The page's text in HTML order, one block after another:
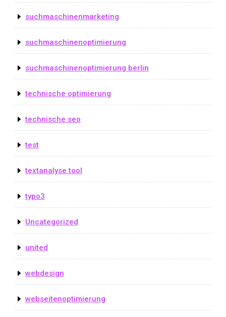
suchmaschinenmarketing
suchmaschinenoptimierung
suchmaschinenoptimierung berlin
technische optimierung
technische seo
test
textanalyse tool
typo3
Uncategorized
united
webdesign
webseitenoptimierung